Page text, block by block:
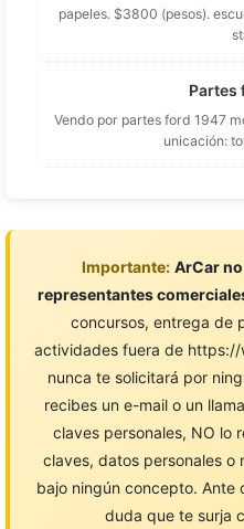
papeles. $3800 (pesos).
Partes
Vendo por partes ford 1947
unicación:
Importante: ArCar
representantes
concursos, entrega de
actividades fuera de https://
nunca te solicitará por
recibes un e-mail o un
claves personales, NO lo
claves, datos personales o
bajo ningún concepto. Ante
duda que te surja